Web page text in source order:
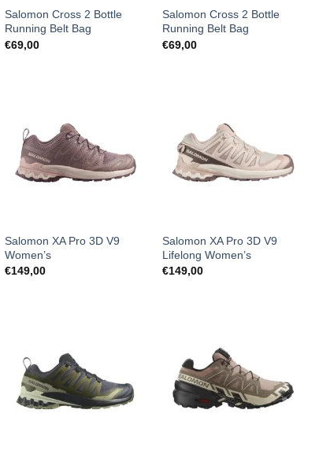
Salomon Cross 2 Bottle
Running Belt Bag
€69,00
Salomon Cross 2 Bottle
Running Belt Bag
€69,00
Salomon XA Pro 3D V9
Women’s
€149,00
Salomon XA Pro 3D V9
Lifelong Women’s
€149,00